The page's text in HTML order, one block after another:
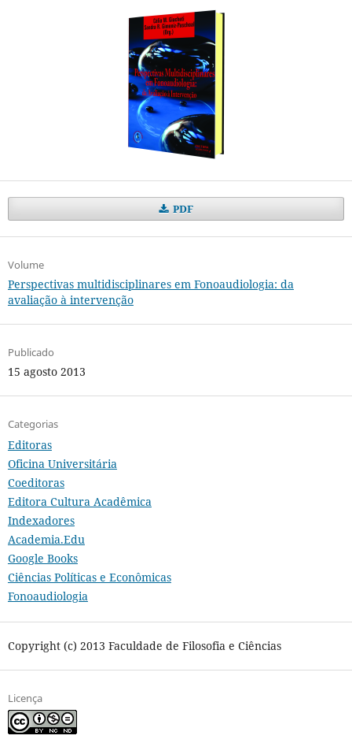
PDF
Volume
Perspectivas multidisciplinares em Fonoaudiologia: da
avaliação à intervenção
Publicado
15 agosto 2013
Categorias
Editoras
Oficina Universitária
Coeditoras
Editora Cultura Acadêmica
Indexadores
Academia.Edu
Google Books
Ciências Políticas e Econômicas
Fonoaudiologia
Copyright (c) 2013 Faculdade de Filosofia e Ciências
Licença